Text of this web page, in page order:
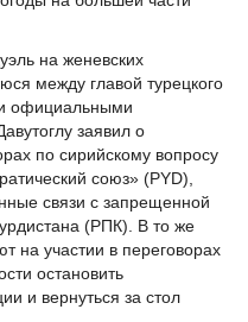
на женевских
между главой турецкого
и официальными
заявил о
по сирийскому вопросу
союз» (PYD),
связи с запрещенной
(РПК). В то же
на участии в переговорах
остановить
и вернуться за стол